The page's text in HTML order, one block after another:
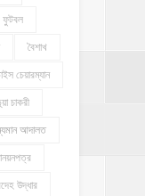
ফুটবল
বৈশাখ
চেয়ারম্যান
চাকরী
আদালত
উদ্ধার